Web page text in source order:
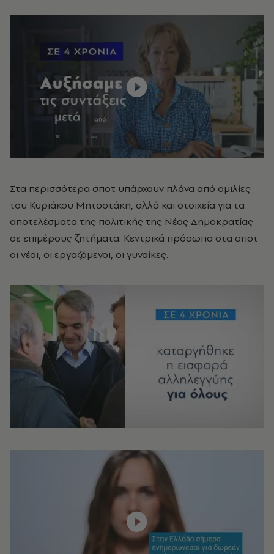
Στα περισσότερα σποτ υπάρχουν πλάνα από ομιλίες
του Κυριάκου Μητσοτάκη, αλλά και στοιχεία για τα
αποτελέσματα της πολιτικής της Νέας Δημοκρατίας
σε επιμέρους ζητήματα. Κεντρικά πρόσωπα στα σποτ
οι νέοι, οι εργαζόμενοι, οι γυναίκες.